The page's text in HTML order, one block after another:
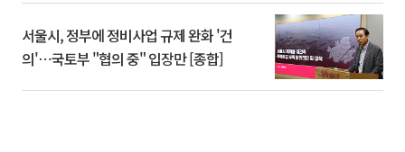
서울시, 정부에 정비사업 규제 완화 '건
의'⋯국토부 "협의 중" 입장만 [종합]